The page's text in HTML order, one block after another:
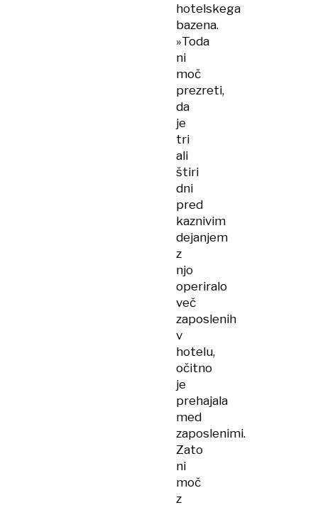
hotelskega
bazena.
»Toda
ni
moč
prezreti,
da
je
tri
ali
štiri
dni
pred
kaznivim
dejanjem
z
njo
operiralo
več
zaposlenih
v
hotelu,
očitno
je
prehajala
med
zaposlenimi.
Zato
ni
moč
z